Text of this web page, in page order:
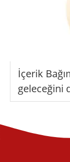
İçerik
geleceğini